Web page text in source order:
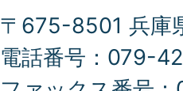
〒675-8501 兵庫
電話番号：079-